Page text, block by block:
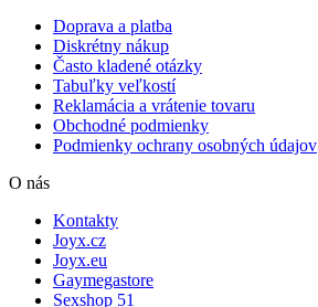
Doprava a platba
Diskrétny nákup
Často kladené otázky
Tabuľky veľkostí
Reklamácia a vrátenie tovaru
Obchodné podmienky
Podmienky ochrany osobných údajov
O nás
Kontakty
Joyx.cz
Joyx.eu
Gaymegastore
Sexshop 51